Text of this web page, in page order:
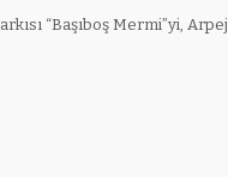
“Başıboş Mermi”yi, Arpej